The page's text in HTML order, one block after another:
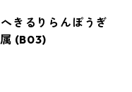
きるりらんぽうぎ
(B03)